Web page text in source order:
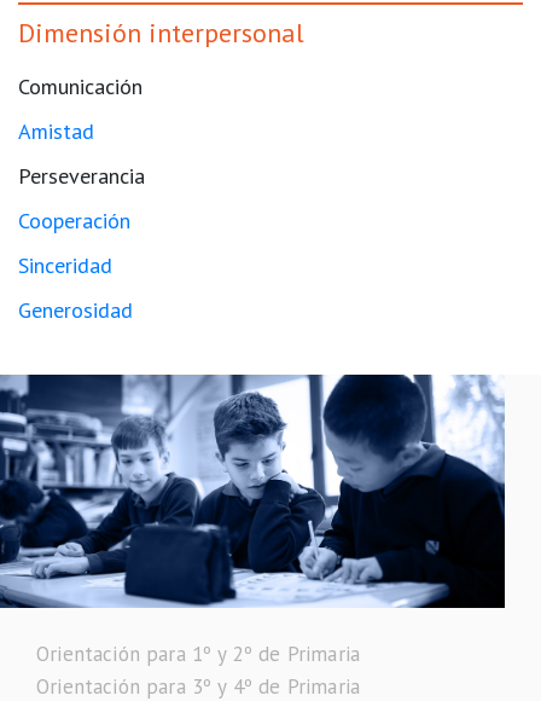
Dimensión interpersonal
Comunicación
Amistad
Perseverancia
Cooperación
Sinceridad
Generosidad
Orientación para 1º y 2º de Primaria
Orientación para 3º y 4º de Primaria